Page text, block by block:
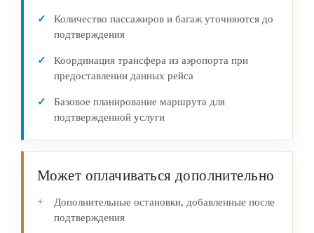
Количество пассажиров и багаж уточняются до
подтверждения
Координация трансфера из аэропорта при
предоставлении данных рейса
Базовое планирование маршрута для
подтвержденной услуги
Может оплачиваться дополнительно
Дополнительные остановки, добавленные после
подтверждения